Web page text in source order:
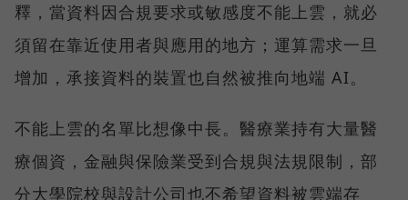
釋，當資料因合規要求或敏感度不能上雲，就必
須留在靠近使用者與應用的地方；運算需求一旦
增加，承接資料的裝置也自然被推向地端 AI。
不能上雲的名單比想像中長。醫療業持有大量醫
療個資，金融與保險業受到合規與法規限制，部
分大學院校與設計公司也不希望資料被雲端存